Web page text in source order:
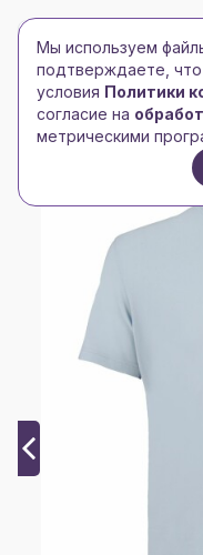
Toggle navigation
Toggle
Главная/Футболки и
Футболка унисекс
Мы используем
подтверждаете,
условия Политики
согласие на
метрическими